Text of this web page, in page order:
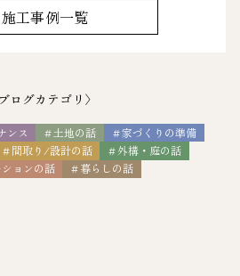
施工事例一覧
ログカテゴリ〉
ンス ＃土地の話
＃家づくりの準備
＃間取り/設計の話
＃外構・庭の話
ョンの話
＃暮らしの話